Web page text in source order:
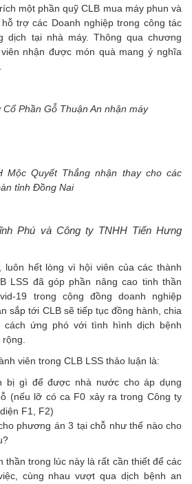
một phần quỹ CLB mua máy phun và
trợ các Doanh nghiệp trong công tác
dịch tại nhà máy. Thông qua chương
nhận được món quà mang ý nghĩa
Phần Gỗ Thuận An nhận máy
Mộc Quyết Thắng nhận thay cho các
tỉnh Đồng Nai
Phú và Công ty TNHH Tiến Hưng
luôn hết lòng vì hội viên của các thành
LSS đã góp phần nâng cao tinh thần
19 trong cộng đồng doanh nghiệp
sắp tới CLB sẽ tiếp tục đồng hành, chia
cách ứng phó với tình hình dịch bệnh
viên trong CLB LSS thảo luận là:
bị gì để được nhà nước cho áp dụng
(nếu lỡ có ca F0 xảy ra trong Công ty
F1, F2)
phương án 3 tại chỗ như thế nào cho
thần trong lúc này là rất cần thiết để các
cùng nhau vượt qua dịch bệnh an